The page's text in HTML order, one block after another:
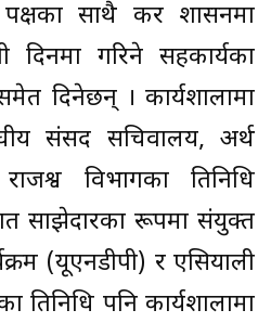
पक्षका साथै कर प्रशासनमा
दिनमा गरिने सहकार्यका
दिनेछन् । कार्यशालामा
संसद सचिवालय, अर्थ
विभागका प्रतिनिधि
साझेदारका रूपमा संयुक्त
(यूएनडीपी) र एसियाली
पनि कार्यशालामा